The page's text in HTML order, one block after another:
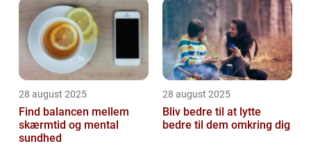
28 august 2025
Find balancen mellem
skærmtid og mental
sundhed
28 august 2025
Bliv bedre til at lytte
bedre til dem omkring dig